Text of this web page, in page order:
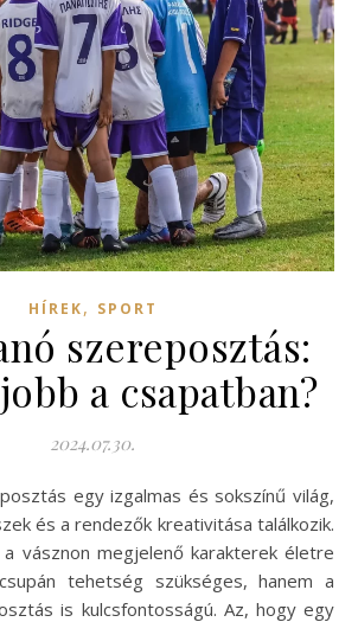
HÍREK, SPORT
szereposztás:
a csapatban?
2024.07.30.
és a rendezők kreativitása találkozik.
vásznon megjelenő karakterek életre
tehetség szükséges, hanem a
is kulcsfontosságú. Az, hogy egy